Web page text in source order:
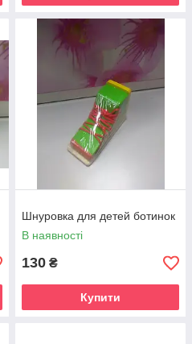
Шнуровка для детей ботинок
В наявності
130 ₴
Купити